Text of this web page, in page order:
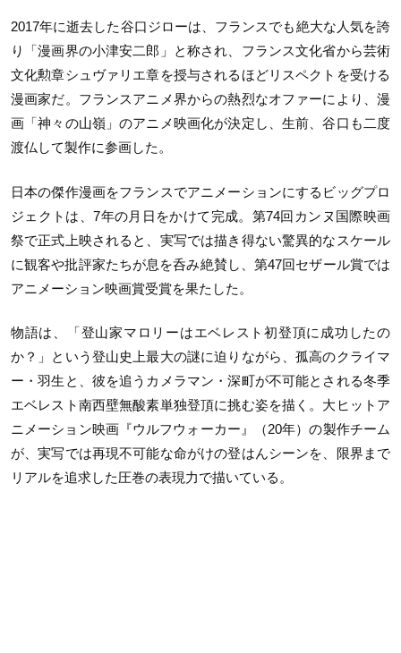
2017年に逝去した谷口ジローは、フランスでも絶大な人気を誇
り「漫画界の小津安二郎」と称され、フランス文化省から芸術
文化勲章シュヴァリエ章を授与されるほどリスペクトを受ける
漫画家だ。フランスアニメ界からの熱烈なオファーにより、漫
画「神々の山嶺」のアニメ映画化が決定し、生前、谷口も二度
渡仏して製作に参画した。
日本の傑作漫画をフランスでアニメーションにするビッグプロ
ジェクトは、7年の月日をかけて完成。第74回カンヌ国際映画
祭で正式上映されると、実写では描き得ない驚異的なスケール
に観客や批評家たちが息を呑み絶賛し、第47回セザール賞では
アニメーション映画賞受賞を果たした。
物語は、「登山家マロリーはエベレスト初登頂に成功したの
か？」という登山史上最大の謎に迫りながら、孤高のクライマ
ー・羽生と、彼を追うカメラマン・深町が不可能とされる冬季
エベレスト南西壁無酸素単独登頂に挑む姿を描く。大ヒットア
ニメーション映画『ウルフウォーカー』（20年）の製作チーム
が、実写では再現不可能な命がけの登はんシーンを、限界まで
リアルを追求した圧巻の表現力で描いている。